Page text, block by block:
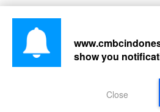
show you
Close